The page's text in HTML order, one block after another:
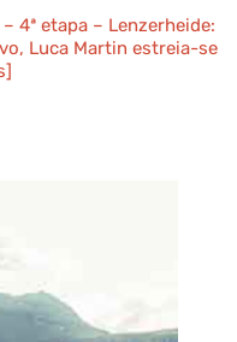
– 4ª etapa – Lenzerheide:
Luca Martin estreia-se